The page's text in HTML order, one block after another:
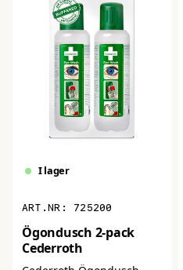
I lager
725200
Ögondusch 2-pack
Cederroth